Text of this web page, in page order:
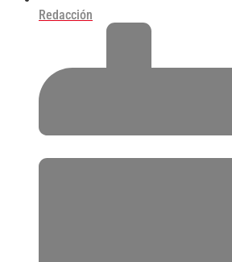
Redacción